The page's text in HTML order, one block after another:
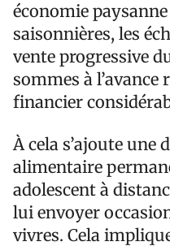
économie
saisonnières, les
vente progressive
sommes à l’avance
financier
À cela s’ajoute une
alimentaire
adolescent à
lui envoyer
vivres. Cela